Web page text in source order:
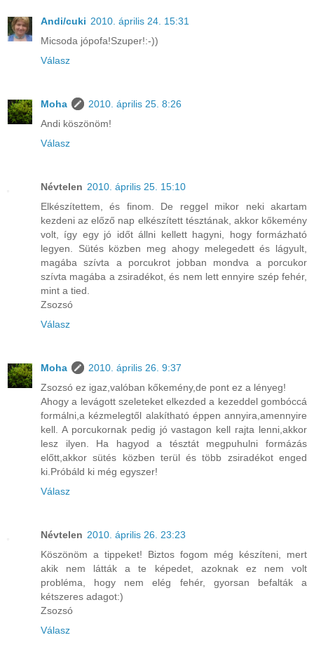
Andi/cuki 2010. április 24. 15:31
Micsoda jópofa!Szuper!:-))
Válasz
Moha
2010. április 25. 8:26
Andi köszönöm!
Válasz
Névtelen 2010. április 25. 15:10
Elkészítettem, és finom. De reggel mikor neki akartam
kezdeni az előző nap elkészített tésztának, akkor kőkemény
volt, így egy jó időt állni kellett hagyni, hogy formázható
legyen. Sütés közben meg ahogy melegedett és lágyult,
magába szívta a porcukrot jobban mondva a porcukor
szívta magába a zsiradékot, és nem lett ennyire szép fehér,
mint a tied.
Zsozsó
Válasz
Moha
2010. április 26. 9:37
Zsozsó ez igaz,valóban kőkemény,de pont ez a lényeg!
Ahogy a levágott szeleteket elkezded a kezeddel gombóccá
formálni,a kézmelegtől alakítható éppen annyira,amennyire
kell. A porcukornak pedig jó vastagon kell rajta lenni,akkor
lesz ilyen. Ha hagyod a tésztát megpuhulni formázás
előtt,akkor sütés közben terül és több zsiradékot enged
ki.Próbáld ki még egyszer!
Válasz
Névtelen 2010. április 26. 23:23
Köszönöm a tippeket! Biztos fogom még készíteni, mert
akik nem látták a te képedet, azoknak ez nem volt
probléma, hogy nem elég fehér, gyorsan befalták a
kétszeres adagot:)
Zsozsó
Válasz